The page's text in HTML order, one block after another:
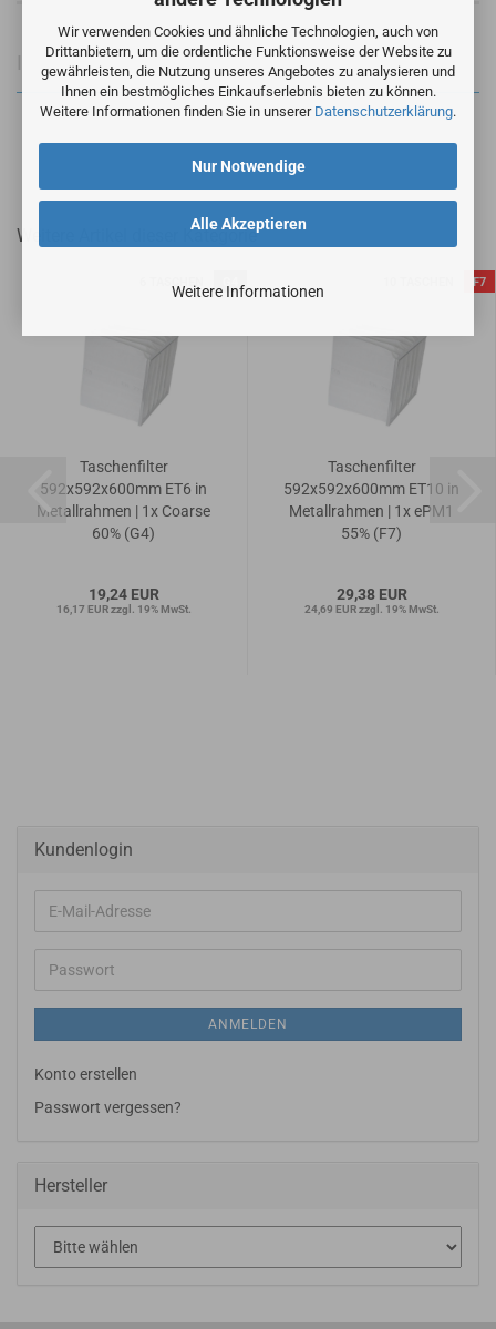
Wir verwenden Cookies und ähnliche Technologien, auch von
Drittanbietern, um die ordentliche Funktionsweise der Website zu
gewährleisten, die Nutzung unseres Angebotes zu analysieren und
Ihnen ein bestmögliches Einkaufserlebnis bieten zu können.
Weitere Informationen finden Sie in unserer Datenschutzerklärung.
Alle Akzeptieren
Nur Notwendige
Weitere Informationen
Informationen zur Produktsicherheit
Weitere Artikel dieser Kategorie
6 TASCHEN
Taschenfilter
592x592x600mm ET6 in
Metallrahmen | 1x Coarse
60% (G4)
19,24 EUR
16,17 EUR zzgl. 19% MwSt.
F7
Taschenfilter
592x592x600mm ET10 in
Metallrahmen | 1x ePM1
55% (F7)
29,38 EUR
24,69 EUR zzgl. 19% MwSt.
Kundenlogin
E-
Mail-
Adresse
Passwort
ANMELDEN
Konto erstellen
Passwort vergessen?
Hersteller